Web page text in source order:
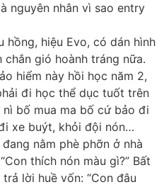
nguyên nhân vì sao entry
hồng, hiệu Evo, có dán hình
gió hoành tráng nữa.
hiểm này hồi học năm 2,
đi học thể dục tuốt trên
bố mua ma bố cứ bảo đi
xe buýt, khỏi đội nón…
nằm phè phỡn ở nhà
thích nón màu gì?” Bất
lời huề vốn: “Con đâu